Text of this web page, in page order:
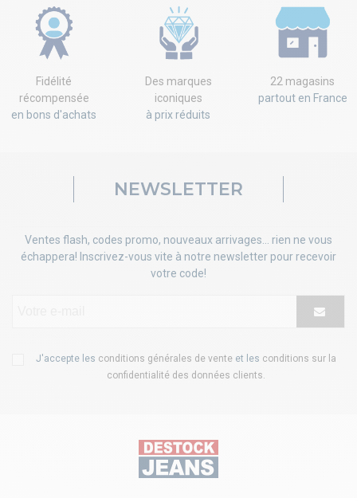
Fidélité
récompensée
en bons d'achats
Des marques
iconiques
à prix réduits
22 magasins
partout en France
NEWSLETTER
Ventes flash, codes promo, nouveaux arrivages... rien ne vous
échappera! Inscrivez-vous vite à notre newsletter pour recevoir
votre code!
J'accepte les conditions générales de vente et les conditions sur la
confidentialité des données clients.